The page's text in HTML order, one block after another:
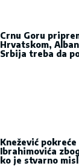
Crnu Goru
Hrvatskom,
Srbija treba da
Knežević
Ibrahimovića
ko je stvarno